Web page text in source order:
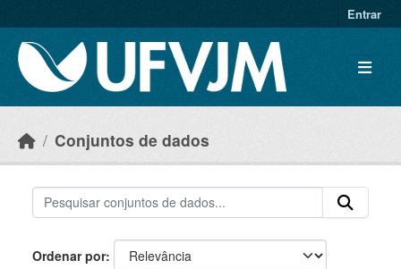
Entrar
Conjuntos de dados
Ordenar por